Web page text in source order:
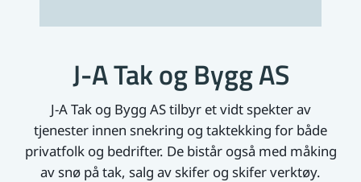
J-A Tak og Bygg AS
J-A Tak og Bygg AS tilbyr et vidt spekter av
tjenester innen snekring og taktekking for både
privatfolk og bedrifter. De bistår også med måking
av snø på tak, salg av skifer og skifer verktøy.